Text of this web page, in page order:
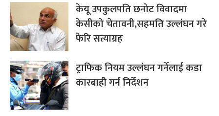
केयू उपकुलपति छनोट विवादमा
केसीको चेतावनी,सहमति उल्लंघन गरे
फेरि सत्याग्रह
ट्राफिक नियम उल्लंघन गर्नेलाई कडा
कारबाही गर्न निर्देशन